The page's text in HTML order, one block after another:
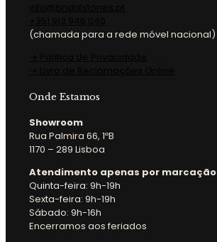
(chamada para a rede móvel nacional)
Onde Estamos
Showroom
Rua Palmira 66, 1ºB
1170 – 289 Lisboa
Atendimento apenas por marcação
Quinta-feira: 9h-19h
Sexta-feira: 9h-19h
Sábado: 9h-16h
Encerramos aos feriados